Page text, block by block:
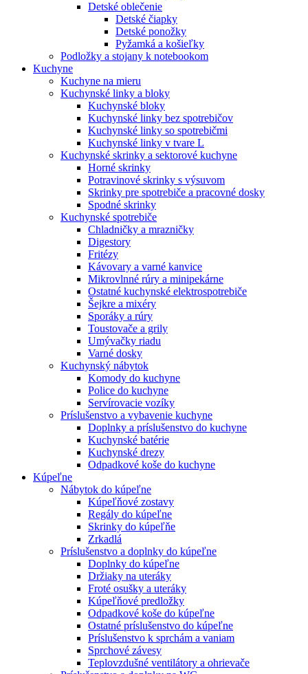
Detské oblečenie
Detské čiapky
Detské ponožky
Pyžamká a košieľky
Podložky a stojany k notebookom
Kuchyne
Kuchyne na mieru
Kuchynské linky a bloky
Kuchynské bloky
Kuchynské linky bez spotrebičov
Kuchynské linky so spotrebičmi
Kuchynské linky v tvare L
Kuchynské skrinky a sektorové kuchyne
Horné skrinky
Potravinové skrinky s výsuvom
Skrinky pre spotrebiče a pracovné dosky
Spodné skrinky
Kuchynské spotrebiče
Chladničky a mrazničky
Digestory
Fritézy
Kávovary a varné kanvice
Mikrovlnné rúry a minipekárne
Ostatné kuchynské elektrospotrebiče
Šejkre a mixéry
Sporáky a rúry
Toustovače a grily
Umývačky riadu
Varné dosky
Kuchynský nábytok
Komody do kuchyne
Police do kuchyne
Servírovacie vozíky
Príslušenstvo a vybavenie kuchyne
Doplnky a príslušenstvo do kuchyne
Kuchynské batérie
Kuchynské drezy
Odpadkové koše do kuchyne
Kúpeľne
Nábytok do kúpeľne
Kúpeľňové zostavy
Regály do kúpeľne
Skrinky do kúpeľňe
Zrkadlá
Príslušenstvo a doplnky do kúpeľne
Doplnky do kúpeľne
Držiaky na uteráky
Froté osušky a uteráky
Kúpeľňové predložky
Odpadkové koše do kúpeľne
Ostatné príslušenstvo do kúpeľne
Príslušenstvo k sprchám a vaniam
Sprchové závesy
Teplovzdušné ventilátory a ohrievače